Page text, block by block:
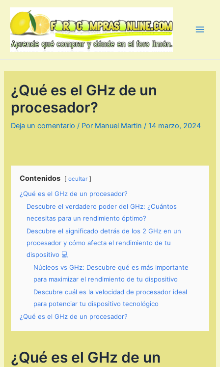
contenido
¿Qué es el GHz de un
procesador?
Deja un comentario / Por Manuel Martin /14 marzo, 2024
Contenidos ocultar
¿Qué es el GHz de un procesador?
Descubre el verdadero poder del GHz: ¿Cuántos
necesitas para un rendimiento óptimo?
Descubre el significado detrás de los 2 GHz en un
procesador y cómo afecta el rendimiento de tu
dispositivo 💻
Núcleos vs GHz: Descubre qué es más importante
para maximizar el rendimiento de tu dispositivo
Descubre cuál es la velocidad de procesador ideal
para potenciar tu dispositivo tecnológico
¿Qué es el GHz de un procesador?
¿Qué es el GHz de un